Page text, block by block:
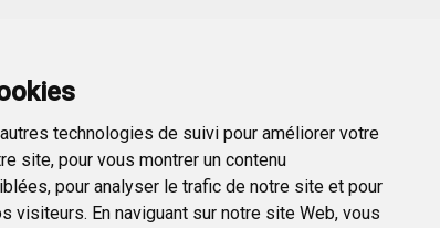
technologies de suivi pour améliorer votre
site, pour vous montrer un contenu
pour analyser le trafic de notre site et pour
visiteurs. En naviguant sur notre site Web, vous